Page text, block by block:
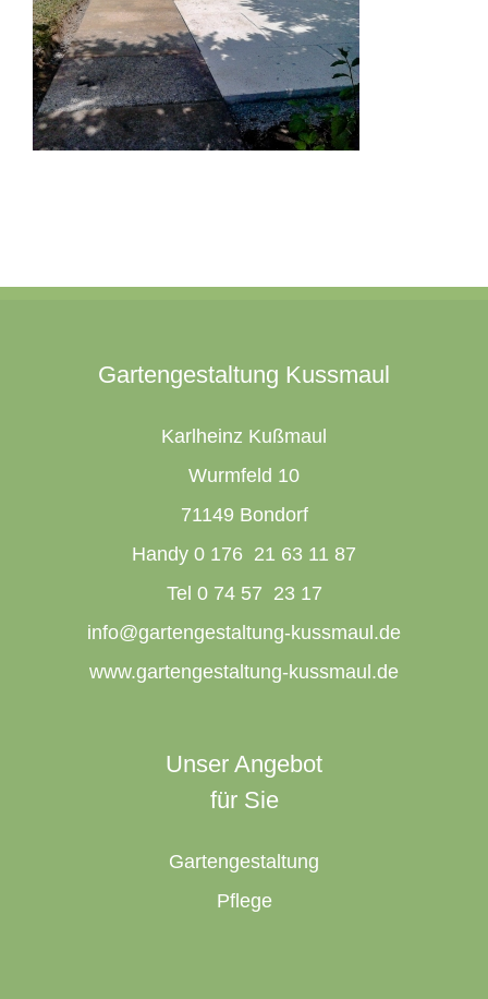
Gartengestaltung Kussmaul
Karlheinz Kußmaul
Wurmfeld 10
71149 Bondorf
Handy 0 176 21 63 11 87
Tel 0 74 57 23 17
info@gartengestaltung-kussmaul.de
www.gartengestaltung-kussmaul.de
Unser Angebot
für Sie
Gartengestaltung
Pflege